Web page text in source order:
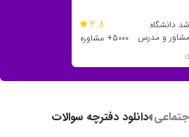
دانشگاه
و مدرس
رتبه تک رقمی و بیش
4.8
5000+ مشاوره
دانلود دفترچه سوالات